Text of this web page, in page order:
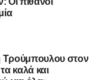
Τρούμπουλου στον
καλά και